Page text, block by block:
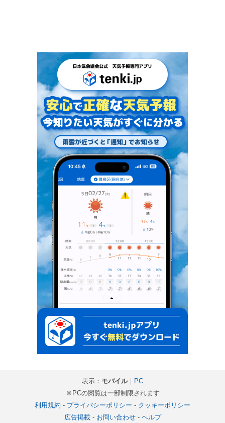
表示： モバイル｜ PC
※PCの閲覧は一部制限されます
利用規約 - プライバシーポリシー - クッキーポリシー
広告掲載- お問い合わせ- ヘルプ